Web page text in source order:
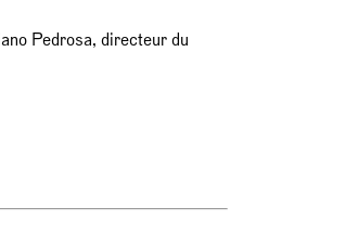
Pedrosa, directeur du